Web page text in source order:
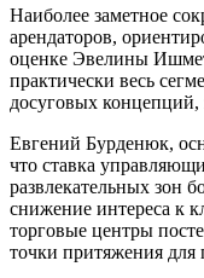
Наиболее заметное
арендаторов,
оценке Эвелины
практически весь
досуговых концепций,
Евгений Бурденюк,
что ставка
развлекательных зон
снижение интереса к
торговые центры
точки притяжения для